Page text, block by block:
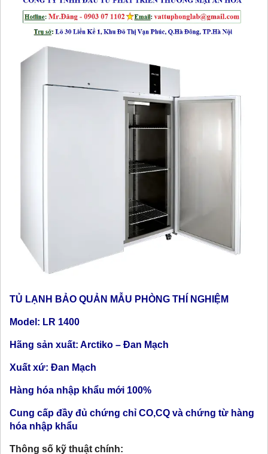
TỦ LẠNH BẢO QUẢN MẪU PHÒNG THÍ NGHIỆM
Model: LR 1400
Hãng sản xuất: Arctiko – Đan Mạch
Xuất xứ: Đan Mạch
Hàng hóa nhập khẩu mới 100%
Cung cấp đầy đủ chứng chỉ CO,CQ và chứng từ hàng
hóa nhập khẩu
Thông số kỹ thuật chính: